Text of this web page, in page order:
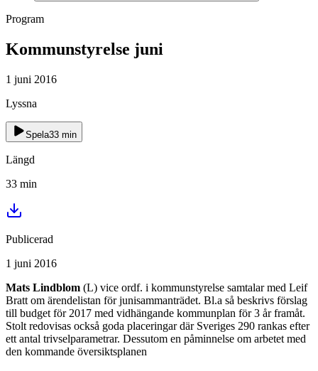
Program
Kommunstyrelse juni
1 juni 2016
Lyssna
Spela33 min
Längd
33 min
Publicerad
1 juni 2016
Mats Lindblom (L) vice ordf. i kommunstyrelse samtalar med Leif
Bratt om ärendelistan för junisammanträdet. Bl.a så beskrivs förslag
till budget för 2017 med vidhängande kommunplan för 3 år framåt.
Stolt redovisas också goda placeringar där Sveriges 290 rankas efter
ett antal trivselparametrar. Dessutom en påminnelse om arbetet med
den kommande översiktsplanen